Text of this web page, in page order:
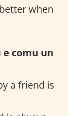
when
comu un
a friend is